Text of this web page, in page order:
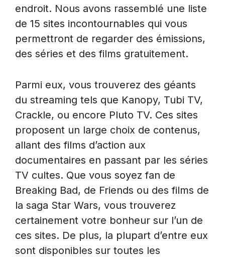
endroit. Nous avons rassemblé une liste
de 15 sites incontournables qui vous
permettront de regarder des émissions,
des séries et des films gratuitement.
Parmi eux, vous trouverez des géants
du streaming tels que Kanopy, Tubi TV,
Crackle, ou encore Pluto TV. Ces sites
proposent un large choix de contenus,
allant des films d’action aux
documentaires en passant par les séries
TV cultes. Que vous soyez fan de
Breaking Bad, de Friends ou des films de
la saga Star Wars, vous trouverez
certainement votre bonheur sur l’un de
ces sites. De plus, la plupart d’entre eux
sont disponibles sur toutes les